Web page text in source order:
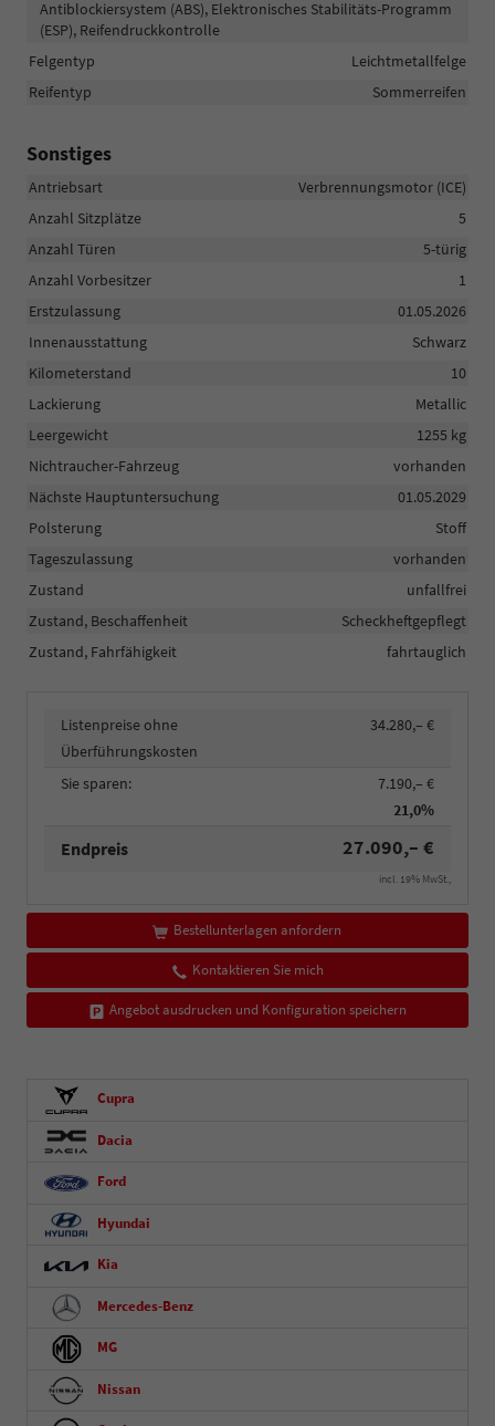
Antiblockiersystem (ABS), Elektronisches Stabilitäts-Programm
(ESP), Reifendruckkontrolle
Felgentyp
Leichtmetallfelge
Reifentyp
Sommerreifen
Sonstiges
Antriebsart
Verbrennungsmotor (ICE)
Anzahl Sitzplätze
5
Anzahl Türen
5-türig
Anzahl Vorbesitzer
1
Erstzulassung
01.05.2026
Innenausstattung
Schwarz
Kilometerstand
10
Lackierung
Metallic
Leergewicht
1255 kg
Nichtraucher-Fahrzeug
vorhanden
Nächste Hauptuntersuchung
01.05.2029
Polsterung
Stoff
Tageszulassung
vorhanden
Zustand
unfallfrei
Zustand, Beschaffenheit
Scheckheftgepflegt
Zustand, Fahrfähigkeit
fahrtauglich
Listenpreise ohne
Überführungskosten
34.280,– €
Sie sparen:
7.190,– €
21,0%
Endpreis 27.090,– €
incl. 19% MwSt.,
Bestellunterlagen anfordern
Kontaktieren Sie mich
Angebot ausdrucken und Konfiguration speichern
Cupra
Dacia
Ford
Hyundai
Kia
Mercedes-Benz
MG
Nissan